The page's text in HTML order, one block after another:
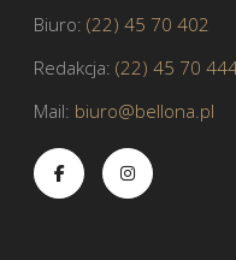
Biuro: (22) 45 70 402
Redakcja: (22) 45 70
Mail: biuro@bellona.pl